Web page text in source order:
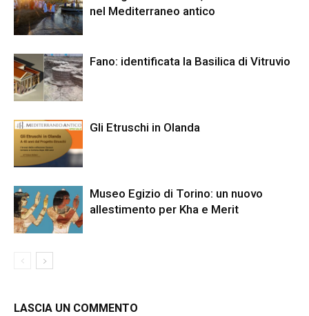
nel Mediterraneo antico
Fano: identificata la Basilica di Vitruvio
Gli Etruschi in Olanda
Museo Egizio di Torino: un nuovo
allestimento per Kha e Merit
LASCIA UN COMMENTO